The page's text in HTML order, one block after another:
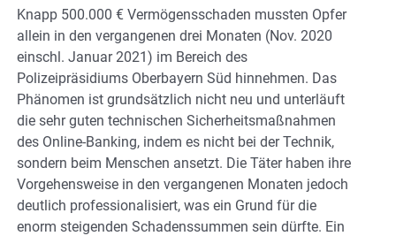
Knapp 500.000 € Vermögensschaden mussten Opfer
allein in den vergangenen drei Monaten (Nov. 2020
einschl. Januar 2021) im Bereich des
Polizeipräsidiums Oberbayern Süd hinnehmen. Das
Phänomen ist grundsätzlich nicht neu und unterläuft
die sehr guten technischen Sicherheitsmaßnahmen
des Online-Banking, indem es nicht bei der Technik,
sondern beim Menschen ansetzt. Die Täter haben ihre
Vorgehensweise in den vergangenen Monaten jedoch
deutlich professionalisiert, was ein Grund für die
enorm steigenden Schadenssummen sein dürfte. Ein